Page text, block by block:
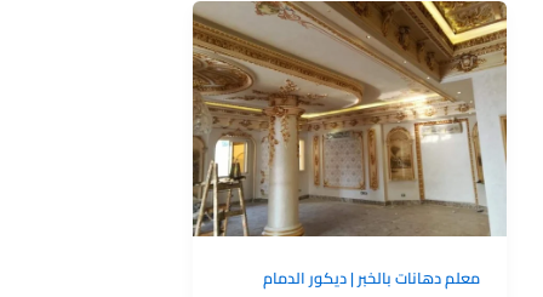
معلم دهانات بالخبر | ديكور الدمام